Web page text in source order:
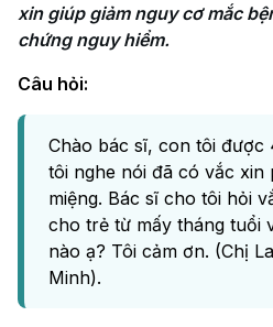
xin giúp giảm nguy cơ mắc
chứng nguy hiểm.
Câu hỏi:
Chào bác sĩ, con tôi được
tôi nghe nói đã có vắc
miệng. Bác sĩ cho tôi hỏi
cho trẻ từ mấy tháng tuổi
nào ạ? Tôi cảm ơn. (Chị
Minh).